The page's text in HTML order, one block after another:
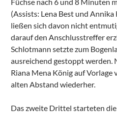
(Assists: Lena Best und
ließen sich davon nicht
darauf den Anschlusstreffer
Schlotmann setzte zum
ausreichend gestoppt werden.
Riana Mena König auf Vorlage
alten Abstand wiederher.
Das zweite Drittel starteten